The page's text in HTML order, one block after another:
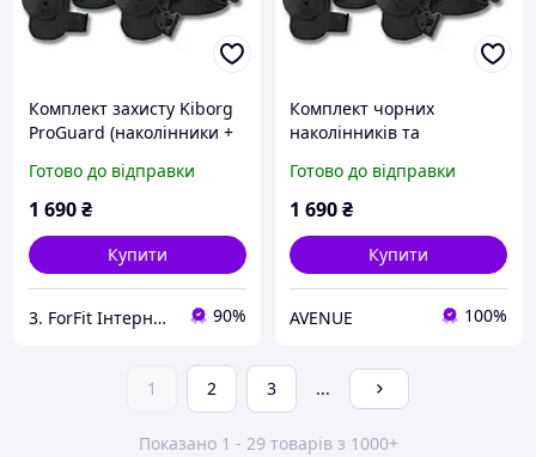
Комплект захисту Kiborg
ProGuard (наколінники +
ціна з швидкою
доставкою по Україні
швидкою
Готово до відправки
1 690₴
Купити
3. ForFit Інтернет-магазин спортивних товарів 90%
Комплект чорних
наколінників та
Готово до відправки
1 690₴
Купити
AVENUE 100%
1 2 3 ...
Показано 1 - 29 товарів з 1000+